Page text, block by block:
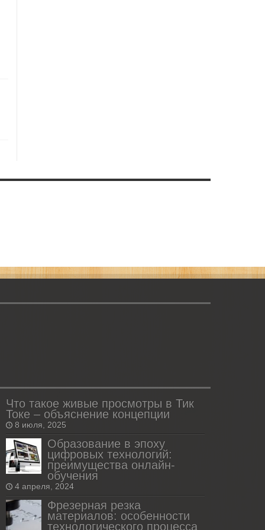
Что такое живые просмотры в Тик
Токе – объяснение концепции
8 июля, 2025
Образование в эпоху
цифровых технологий:
преимущества онлайн-
обучения
4 апреля, 2024
Фрезерная резка
материалов: особенности
технологического процесса